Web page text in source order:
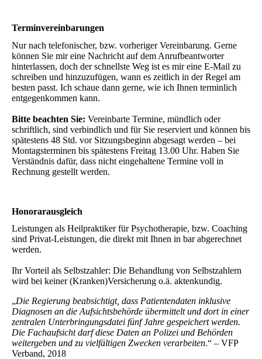
Terminvereinbarungen
Nur nach telefonischer, bzw. vorheriger Vereinbarung. Gerne
können Sie mir eine Nachricht auf dem Anrufbeantworter
hinterlassen, doch der schnellste Weg ist es mir eine E-Mail zu
schreiben und hinzuzufügen, wann es zeitlich in der Regel am
besten passt. Ich schaue dann gerne, wie ich Ihnen terminlich
entgegenkommen kann.
Bitte beachten Sie: Vereinbarte Termine, mündlich oder
schriftlich, sind verbindlich und für Sie reserviert und können bis
spätestens 48 Std. vor Sitzungsbeginn abgesagt werden – bei
Montagsterminen bis spätestens Freitag 13.00 Uhr. Haben Sie
Verständnis dafür, dass nicht eingehaltene Termine voll in
Rechnung gestellt werden.
Honorarausgleich
Leistungen als Heilpraktiker für Psychotherapie, bzw. Coaching
sind Privat-Leistungen, die direkt mit Ihnen in bar abgerechnet
werden.
Ihr Vorteil als Selbstzahler: Die Behandlung von Selbstzahlern
wird bei keiner (Kranken)Versicherung o.ä. aktenkundig.
„Die Regierung beabsichtigt, dass Patientendaten inklusive
Diagnosen an die Aufsichtsbehörde übermittelt und dort in einer
zentralen Unterbringungsdatei fünf Jahre gespeichert werden.
Die Fachaufsicht darf diese Daten an Polizei und Behörden
weitergeben und zu vielfältigen Zwecken verarbeiten.“ – VFP
Verband, 2018